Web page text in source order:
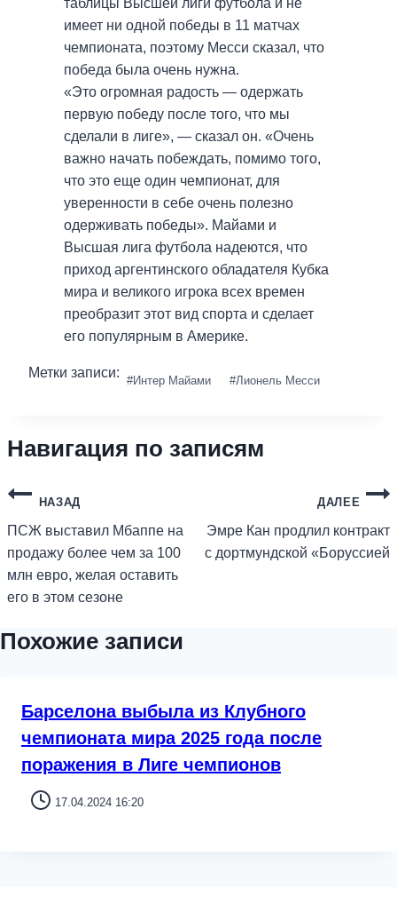
таблицы Высшей лиги футбола и не
имеет ни одной победы в 11 матчах
чемпионата, поэтому Месси сказал, что
победа была очень нужна.
«Это огромная радость — одержать
первую победу после того, что мы
сделали в лиге», — сказал он. «Очень
важно начать побеждать, помимо того,
что это еще один чемпионат, для
уверенности в себе очень полезно
одерживать победы». Майами и
Высшая лига футбола надеются, что
приход аргентинского обладателя Кубка
мира и великого игрока всех времен
преобразит этот вид спорта и сделает
его популярным в Америке.
Метки записи: #Интер Майами #Лионель Месси
Навигация по записям
НАЗАД
ПСЖ выставил Мбаппе на
продажу более чем за 100
млн евро, желая оставить
его в этом сезоне
ДАЛЕЕ
Эмре Кан продлил контракт
с дортмундской «Боруссией
Похожие записи
Барселона выбыла из Клубного
чемпионата мира 2025 года после
поражения в Лиге чемпионов
17.04.2024 16:20